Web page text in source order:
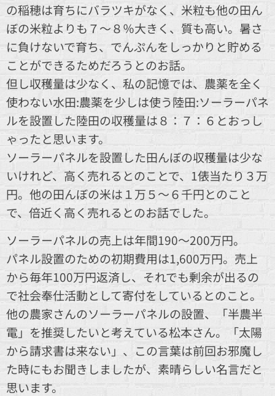
の稲穂は育ちにバラツキがなく、米粒も他の田ん
ぼの米粒よりも７～８％大きく、質も高い。暑さ
に負けないで育ち、でんぷんをしっかりと貯める
ことができるためだろうとのお話。
但し収穫量は少なく、私の記憶では、農薬を全く
使わない水田:農薬を少しは使う陸田:ソーラーパネ
ルを設置した陸田の収穫量は８：７：６とおっし
ゃったと思います。
ソーラーパネルを設置した田んぼの収穫量は少な
いけれど、高く売れるとのことで、1俵当たり３万
円。他の田んぼの米は１万５～６千円とのこと
で、倍近く高く売れるとのお話でした。
ソーラーパネルの売上は年間190～200万円。
パネル設置のための初期費用は1,600万円。売上
から毎年100万円返済し、それでも剰余が出るの
で社会奉仕活動として寄付をしているとのこと。
他の農家さんのソーラーパネルの設置、「半農半
電」を推奨したいと考えている松本さん。「太陽
から請求書は来ない」、この言葉は前回お邪魔し
た時にもお聞きしましたが、素晴らしい名言だと
思います。